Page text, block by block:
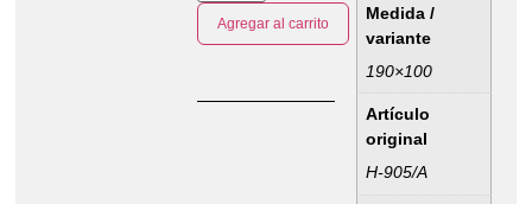
Agregar al carrito
Medida /
variante
190×100
Artículo
original
H-905/A